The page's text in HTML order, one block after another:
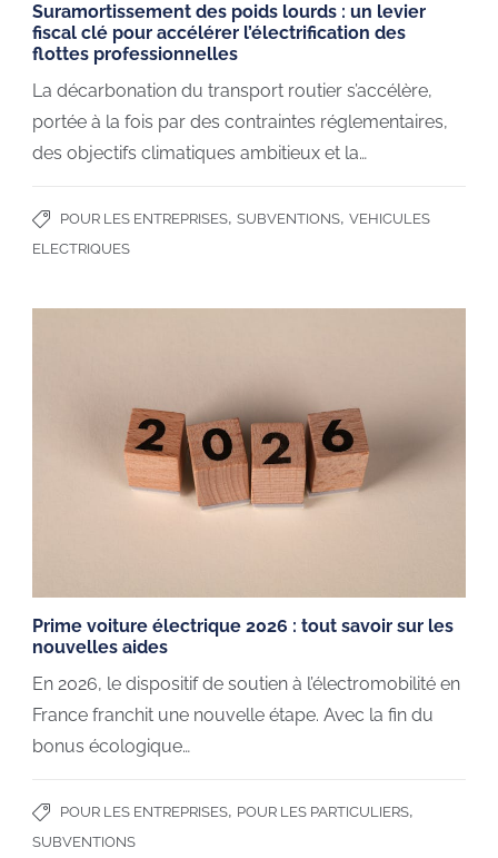
Suramortissement des poids lourds : un levier
fiscal clé pour accélérer l’électrification des
flottes professionnelles
La décarbonation du transport routier s’accélère,
portée à la fois par des contraintes réglementaires,
des objectifs climatiques ambitieux et la…
POUR LES ENTREPRISES, SUBVENTIONS, VEHICULES
ELECTRIQUES
Prime voiture électrique 2026 : tout savoir sur les
nouvelles aides
En 2026, le dispositif de soutien à l’électromobilité en
France franchit une nouvelle étape. Avec la fin du
bonus écologique…
POUR LES ENTREPRISES, POUR LES PARTICULIERS,
SUBVENTIONS